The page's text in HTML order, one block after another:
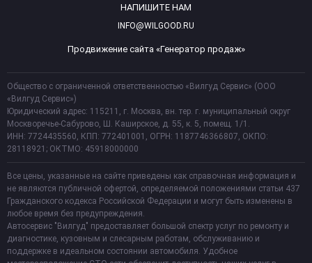
НАПИШИТЕ НАМ
INFO@WILGOOD.RU
Продвижение сайта «Генератор продаж»
Общество с ограниченной ответственностью «Вилгуд Сервис» (ООО
«Вилгуд Сервис»)
Юридический адрес: 115211, г. Москва, вн. тер. г. муниципальный округ
Москворечье-Сабурово, Ш. Каширское, д. 55, к. 5, помещ. 1/1.
ИНН: 7724435560, КПП: 772401001, ОГРН: 1187746366807, ОКПО:
28118921; ОКТМО: 45918000000
Все цены, указанные на сайте приведены как справочная информация и
не являются публичной офертой, определяемой положениями статьи 437
Гражданского кодекса Российской Федерации и могут быть изменены в
любое время без предупреждения.
Автосервис "Вилгуд" предоставляет большой спектр услуг по ремонту и
диагностике, кузовным и слесарным работам, обслуживанию и
поддержке в идеальном состоянии автомобиля. Удобное